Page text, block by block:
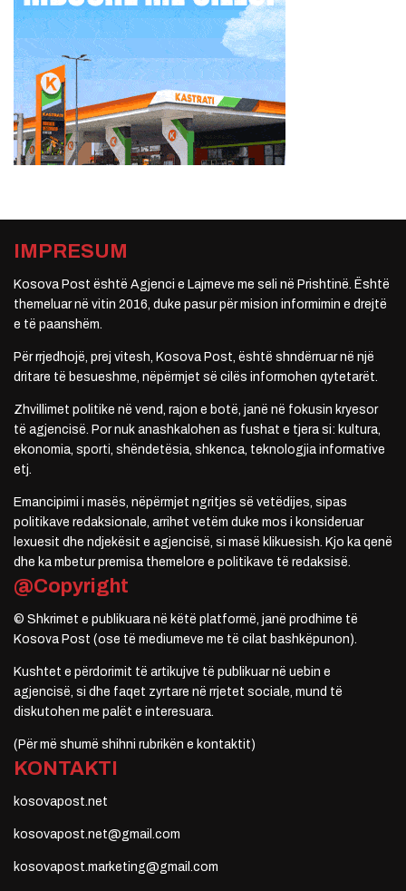
IMPRESUM
Kosova Post është Agjenci e Lajmeve me seli në Prishtinë. Është
themeluar në vitin 2016, duke pasur për mision informimin e drejtë
e të paanshëm.
Për rrjedhojë, prej vitesh, Kosova Post, është shndërruar në një
dritare të besueshme, nëpërmjet së cilës informohen qytetarët.
Zhvillimet politike në vend, rajon e botë, janë në fokusin kryesor
të agjencisë. Por nuk anashkalohen as fushat e tjera si: kultura,
ekonomia, sporti, shëndetësia, shkenca, teknologjia informative
etj.
Emancipimi i masës, nëpërmjet ngritjes së vetëdijes, sipas
politikave redaksionale, arrihet vetëm duke mos i konsideruar
lexuesit dhe ndjekësit e agjencisë, si masë klikuesish. Kjo ka qenë
dhe ka mbetur premisa themelore e politikave të redaksisë.
@Copyright
© Shkrimet e publikuara në këtë platformë, janë prodhime të
Kosova Post (ose të mediumeve me të cilat bashkëpunon).
Kushtet e përdorimit të artikujve të publikuar në uebin e
agjencisë, si dhe faqet zyrtare në rrjetet sociale, mund të
diskutohen me palët e interesuara.
(Për më shumë shihni rubrikën e kontaktit)
KONTAKTI
kosovapost.net
kosovapost.net@gmail.com
kosovapost.marketing@gmail.com